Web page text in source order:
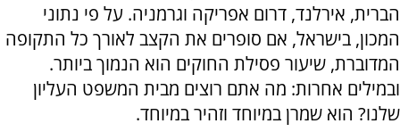
הברית, אירלנד, דרום אפריקה וגרמניה. על פי נתוני
המכון, בישראל, אם סופרים את הקצב לאורך כל התקופה
המדוברת, שיעור פסילת החוקים הוא הנמוך ביותר.
ובמילים אחרות: מה אתם רוצים מבית המשפט העליון
שלנו? הוא שמרן במיוחד וזהיר במיוחד.